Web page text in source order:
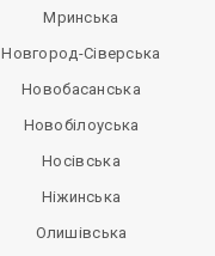
Мринська
Новгород-Сіверська
Новобасанська
Новобілоуська
Носівська
Ніжинська
Олишівська